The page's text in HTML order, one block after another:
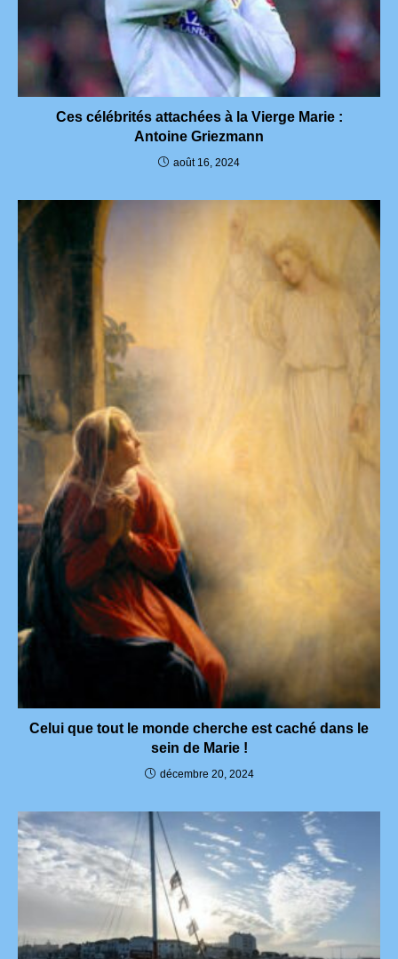
Ces célébrités attachées à la Vierge Marie :
Antoine Griezmann
août 16, 2024
Celui que tout le monde cherche est caché dans le
sein de Marie !
décembre 20, 2024